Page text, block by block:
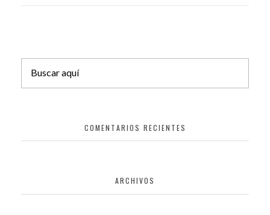
COMENTARIOS RECIENTES
ARCHIVOS